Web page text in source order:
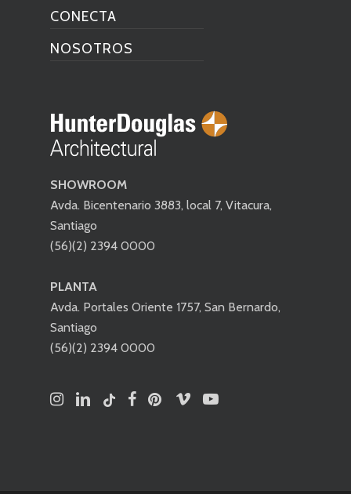
SHOWROOM
Avda. Bicentenario 3883, local 7, Vitacura,
Santiago
(56)(2) 2394 0000
PLANTA
Avda. Portales Oriente 1757, San Bernardo,
Santiago
(56)(2) 2394 0000
CONECTA
NOSOTROS